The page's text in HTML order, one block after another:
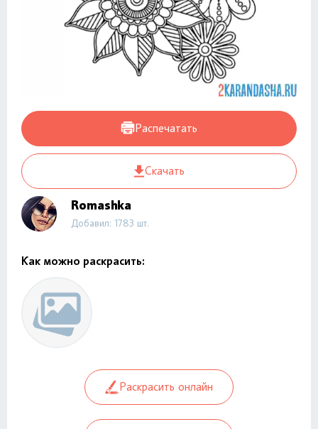
Распечатать
Скачать
Romashka
Добавил: 1783 шт.
Как можно раскрасить:
Раскрасить онлайн